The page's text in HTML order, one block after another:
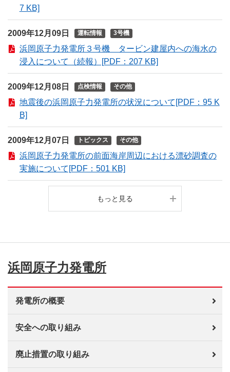
7 KB]
2009年12月09日 運転情報 3号機
浜岡原子力発電所３号機 タービン建屋内への海水の
浸入について（続報）[PDF：207 KB]
2009年12月08日 点検情報 その他
地震後の浜岡原子力発電所の状況について[PDF：95 K
B]
2009年12月07日 トピックス その他
浜岡原子力発電所の前面海岸周辺における漂砂調査の
実施について[PDF：501 KB]
もっと見る
浜岡原子力発電所
発電所の概要
安全への取り組み
廃止措置の取り組み